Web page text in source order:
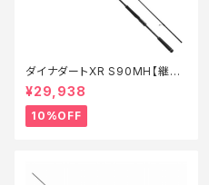
ダイナダートXR S90MH【継続
セール_ロッド】【10】
¥29,938
10%OFF